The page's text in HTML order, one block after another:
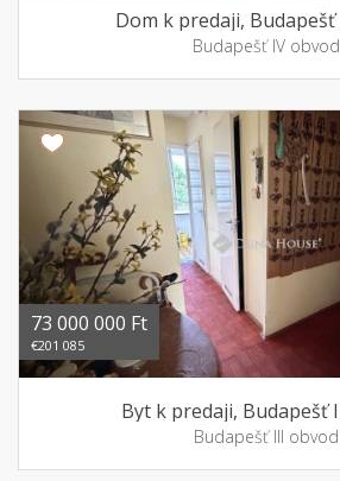
Dom k predaji, Budapešť
Budapešť IV obvod
73 000 000 Ft
€201 085
Byt k predaji, Budapešť
Budapešť III obvod